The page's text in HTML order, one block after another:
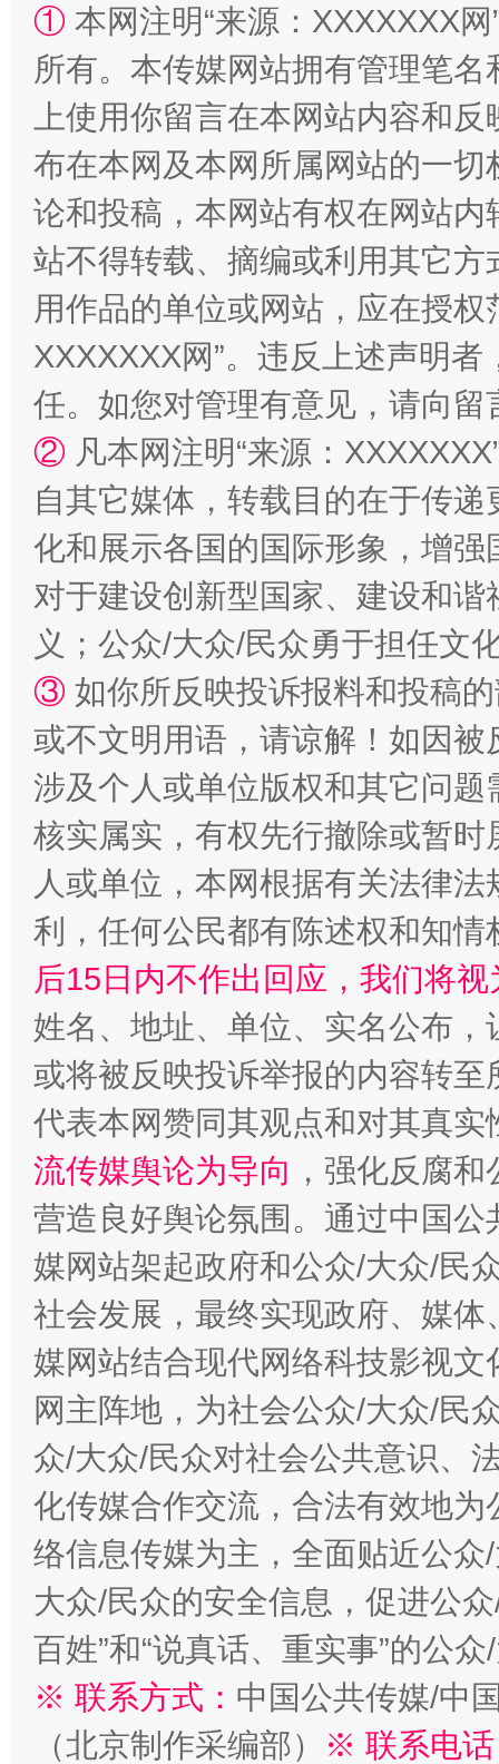
漫山遍野的桃花与雪山、麦地、白藏房
招工难、用工荒背后
网上购药对药下症？
这是一记警钟！ 谢
在谋一域中谋全局
今
① 本网注明“来源：XXXXXXX
所有。本传媒网站拥有管理笔
上使用你留言在本网站内容和
布在本网及本网所属网站的一
论和投稿，本网站有权在网站
站不得转载、摘编或利用其它
用作品的单位或网站，应在授
XXXXXXX网”。违反上述声明
任。如您对管理有意见，请向
② 凡本网注明“来源：
自其它媒体，转载目的在于传
化和展示各国的国际形象，增
对于建设创新型国家、建设和
义；公众/大众/民众勇于担任文
③ 如你所反映投诉报料和投稿
或不文明用语，请谅解！如因
涉及个人或单位版权和其它问题
核实属实，有权先行撤除或暂
人或单位，本网根据有关法律
利，任何公民都有陈述权和知情
后15日内不作出回应，我们将
姓名、地址、单位、实名公布
或将被反映投诉举报的内容转
代表本网赞同其观点和对其真实
流传媒舆论为导向 ，强化反腐
营造良好舆论氛围。通过中国
媒网站架起政府和公众/大众/民
社会发展，最终实现政府、媒
媒网站结合现代网络科技影视
网主阵地，为社会公众/大众/民
众/大众/民众对社会公共意识、
化传媒合作交流，合法有效地
络信息传媒为主，全面贴近公
大众/民众的安全信息，促进公
百姓”和“说真话、重实事”的公
※ 联系方式： 中国公共传媒/中
（北京制作采编部）
※ 联系电